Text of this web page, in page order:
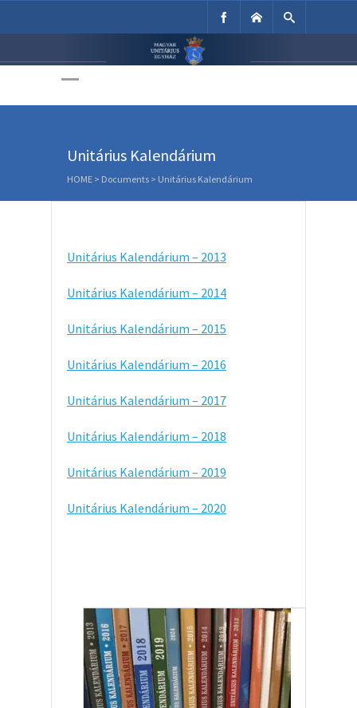
Unitárius Egyház
Unitárius Kalendárium
HOME > Documents > Unitárius Kalendárium
Unitárius Kalendárium – 2013
Unitárius Kalendárium – 2014
Unitárius Kalendárium – 2015
Unitárius Kalendárium – 2016
Unitárius Kalendárium – 2017
Unitárius Kalendárium – 2018
Unitárius Kalendárium – 2019
Unitárius Kalendárium – 2020